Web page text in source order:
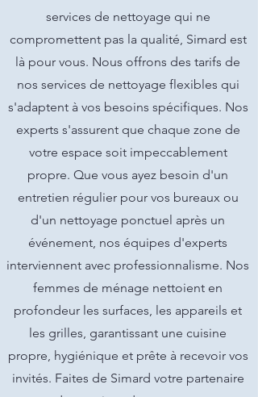
services de nettoyage qui ne
compromettent pas la qualité, Simard est
là pour vous. Nous offrons des tarifs de
nos services de nettoyage flexibles qui
s'adaptent à vos besoins spécifiques. Nos
experts s'assurent que chaque zone de
votre espace soit impeccablement
propre. Que vous ayez besoin d'un
entretien régulier pour vos bureaux ou
d'un nettoyage ponctuel après un
événement, nos équipes d'experts
interviennent avec professionnalisme. Nos
femmes de ménage nettoient en
profondeur les surfaces, les appareils et
les grilles, garantissant une cuisine
propre, hygiénique et prête à recevoir vos
invités. Faites de Simard votre partenaire